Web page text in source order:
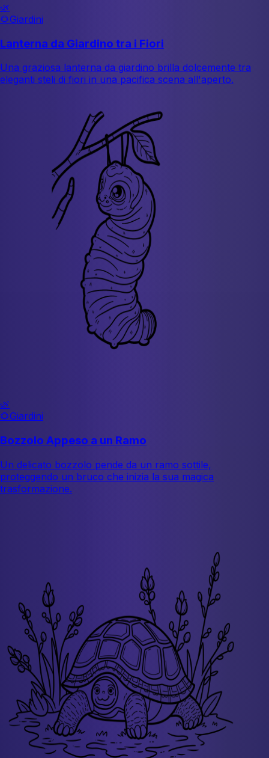
🌿
🌻Giardini
Lanterna da Giardino tra i Fiori
Una graziosa lanterna da giardino brilla dolcemente tra
eleganti steli di fiori in una pacifica scena all'aperto.
🌿
🌻Giardini
Bozzolo Appeso a un Ramo
Un delicato bozzolo pende da un ramo sottile,
proteggendo un bruco che inizia la sua magica
trasformazione.